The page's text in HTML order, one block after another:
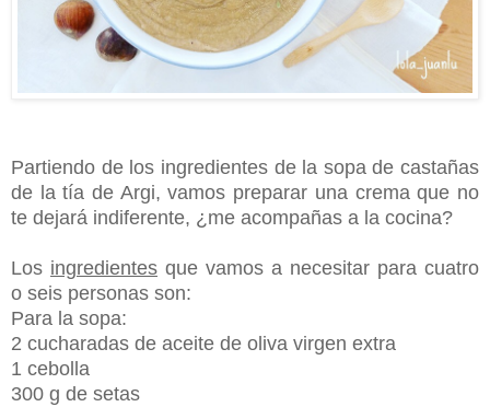
Partiendo de los ingredientes de la sopa de castañas
de la tía de Argi, vamos preparar una crema que no
te dejará indiferente, ¿me acompañas a la cocina?
Los ingredientes que vamos a necesitar para cuatro
o seis personas son:
Para la sopa:
2 cucharadas de aceite de oliva virgen extra
1 cebolla
300 g de setas